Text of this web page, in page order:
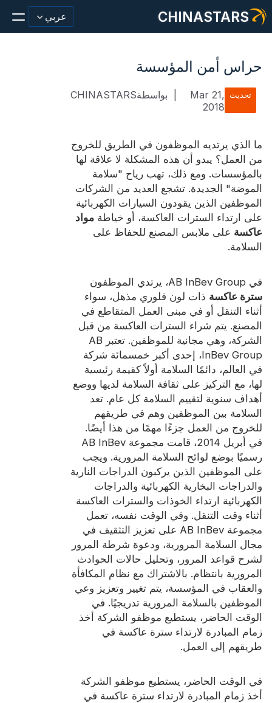
CHINASTARS عربي
مادة عاكسة/شريط
ملابس السلامة
يتوهج في المواد المظلمة
غسيل صناعي
حول تشاينا ستارز
شهادة
فهرس
فيديو
اتصال
حراس أمن المؤسسة
تحديث Mar 21,
2018
بواسطةCHINASTARS
ما الذي يرتديه الموظفون في الطريق للخروج
من العمل؟ يبدو أن هذه المشكلة لا علاقة لها
بالمؤسسات. ومع ذلك، تهب رياح "سلامة
الموضة" الجديدة. تشجع العديد من الشركات
الموظفين الذين يقودون السيارات الكهربائية
على ارتداء السترات العاكسة، أو خياطة مواد
عاكسة على ملابس المصنع للحفاظ على
السلامة.
في AB InBev Group، يرتدي الموظفون
سترة عاكسة ذات لون فلوري مذهل، سواء
أثناء التنقل أو في مبنى العمل المتقاطع في
المصنع. يتم شراء السترات العاكسة من قبل
الشركة، وهي مجانية للموظفين. تعتبر AB
InBev Group، إحدى أكبر خمسمائة شركة
في العالم، دائمًا السلامة أولاً كقيمة رئيسية
لها، مع التركيز على ثقافة السلامة لديها ووضع
أهداف سنوية لتقييم السلامة كل عام. تعد
السلامة بين الموظفين وهم في طريقهم
للخروج من العمل جزءًا مهمًا من هذا أيضًا.
في أبريل 2014، قامت مجموعة AB InBev
رسميًا بوضع لوائح السلامة المرورية. ويجب
على الموظفين الذين يركبون الدراجات النارية
والدراجات البخارية الكهربائية والدراجات
الكهربائية ارتداء الخوذات والسترات العاكسة
أثناء وقت التنقل. وفي الوقت نفسه، تعمل
مجموعة AB InBev على تعزيز التثقيف في
مجال السلامة المرورية، ودعوة شرطة المرور
لشرح قواعد المرور، وتحليل حالات الحوادث
المرورية بانتظام. بالاشتراك مع نظام المكافأة
والعقاب في المؤسسة، يتم تغيير وتعزيز وعي
الموظفين بالسلامة المرورية تدريجيًا. في
الوقت الحاضر، يستطيع موظفو الشركة أخذ
زمام المبادرة لارتداء سترة عاكسة في
طريقهم إلى العمل.
في الوقت الحاضر، يستطيع موظفو الشركة
أخذ زمام المبادرة لارتداء سترة عاكسة في